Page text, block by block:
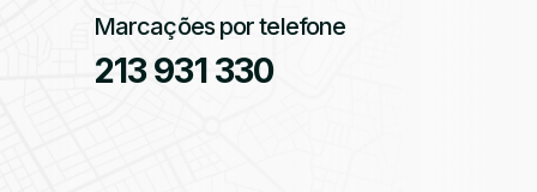
Marcações por telefone
213 931 330